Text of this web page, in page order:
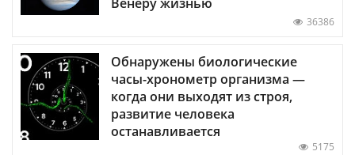
36386
Обнаружены биологические
часы-хронометр организма —
когда они выходят из строя,
развитие человека
останавливается
5175